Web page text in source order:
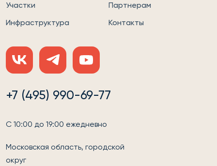
Участки
Инфраструктура
Партнерам
Контакты
+7 (495) 990-69-77
С 10:00 до 19:00 ежедневно
Московская область, городской
округ